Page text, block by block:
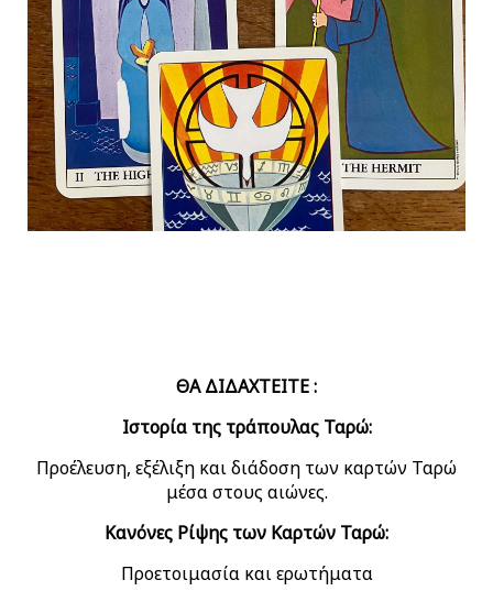
ΘΑ ΔΙΔΑΧΤΕΙΤΕ :
Ιστορία της τράπουλας Ταρώ:
Προέλευση, εξέλιξη και διάδοση των καρτών Ταρώ
μέσα στους αιώνες.
Κανόνες Ρίψης των Καρτών Ταρώ:
Προετοιμασία και ερωτήματα